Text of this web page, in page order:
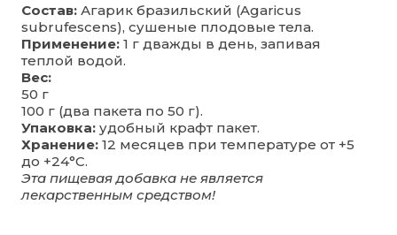
Состав: Агарик бразильский (Agaricus
subrufescens), сушеные плодовые тела.
Применение: 1 г дважды в день, запивая
теплой водой.
Вес:
50 г
100 г (два пакета по 50 г).
Упаковка: удобный крафт пакет.
Хранение: 12 месяцев при температуре от +5
до +24°С.
Эта пищевая добавка не является
лекарственным средством!